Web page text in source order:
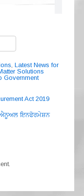
Latest News for
Solutions
Government
Act 2019
ਐਨੂਅਲ ਇਨਫੋਰਮੇਸ਼ਨ